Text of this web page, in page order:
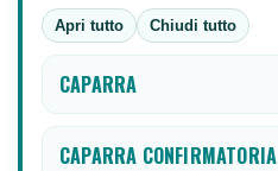
Apri tutto Chiudi tutto
CAPARRA
CAPARRA CONFIRMATORIA